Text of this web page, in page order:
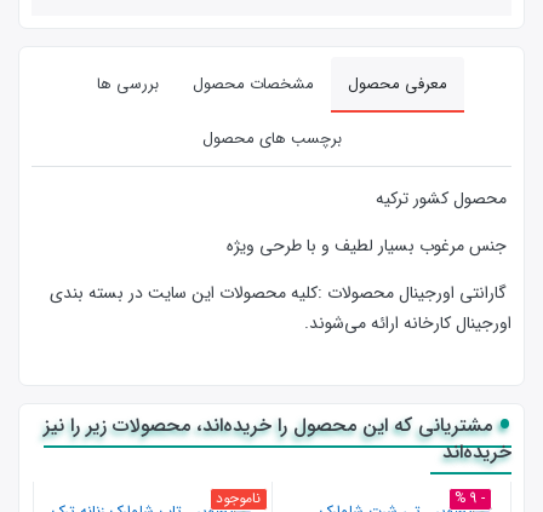
معرفی محصول مشخصات محصول بررسی ها
برچسب های محصول
محصول کشور ترکیه
جنس مرغوب بسیار لطیف و با طرحی ویژه
گارانتی اورجینال محصولات :كليه محصولات این سایت در بسته بندی
اورجینال کارخانه ارائه‌‌ می‌شوند.
مشتریانی که این محصول را خریده‌اند، محصولات زیر را نیز
خریده‌اند
- 9 %
ناموجود